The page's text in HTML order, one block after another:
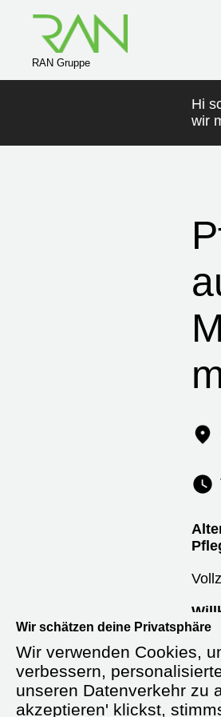
RAN Gruppe
Hi
wir
Wir schätzen deine Privatsphäre
Wir verwenden Cookies,
verbessern,
unseren Datenverkehr zu
akzeptieren' klickst,